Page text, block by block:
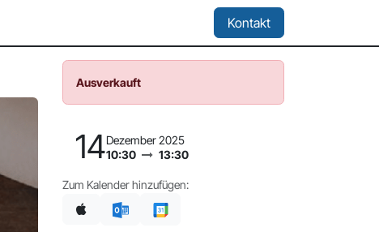
Kontakt
Ausverkauft
14Dezember 2025
10:30
13:30
Zum Kalender hinzufügen: